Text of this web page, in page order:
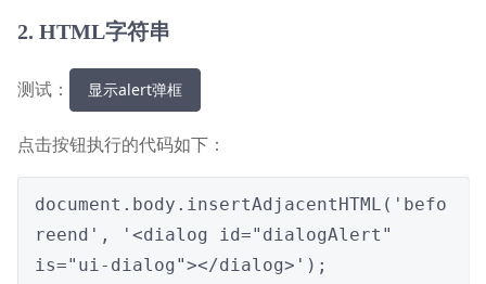
2. HTML字符串
测试： 显示alert弹框
点击按钮执行的代码如下：
document.body.insertAdjacentHTML('befo
reend', '<dialog id="dialogAlert"
is="ui-dialog"></dialog>');